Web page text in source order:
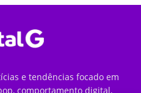
e tendências focado em
comportamento digital,